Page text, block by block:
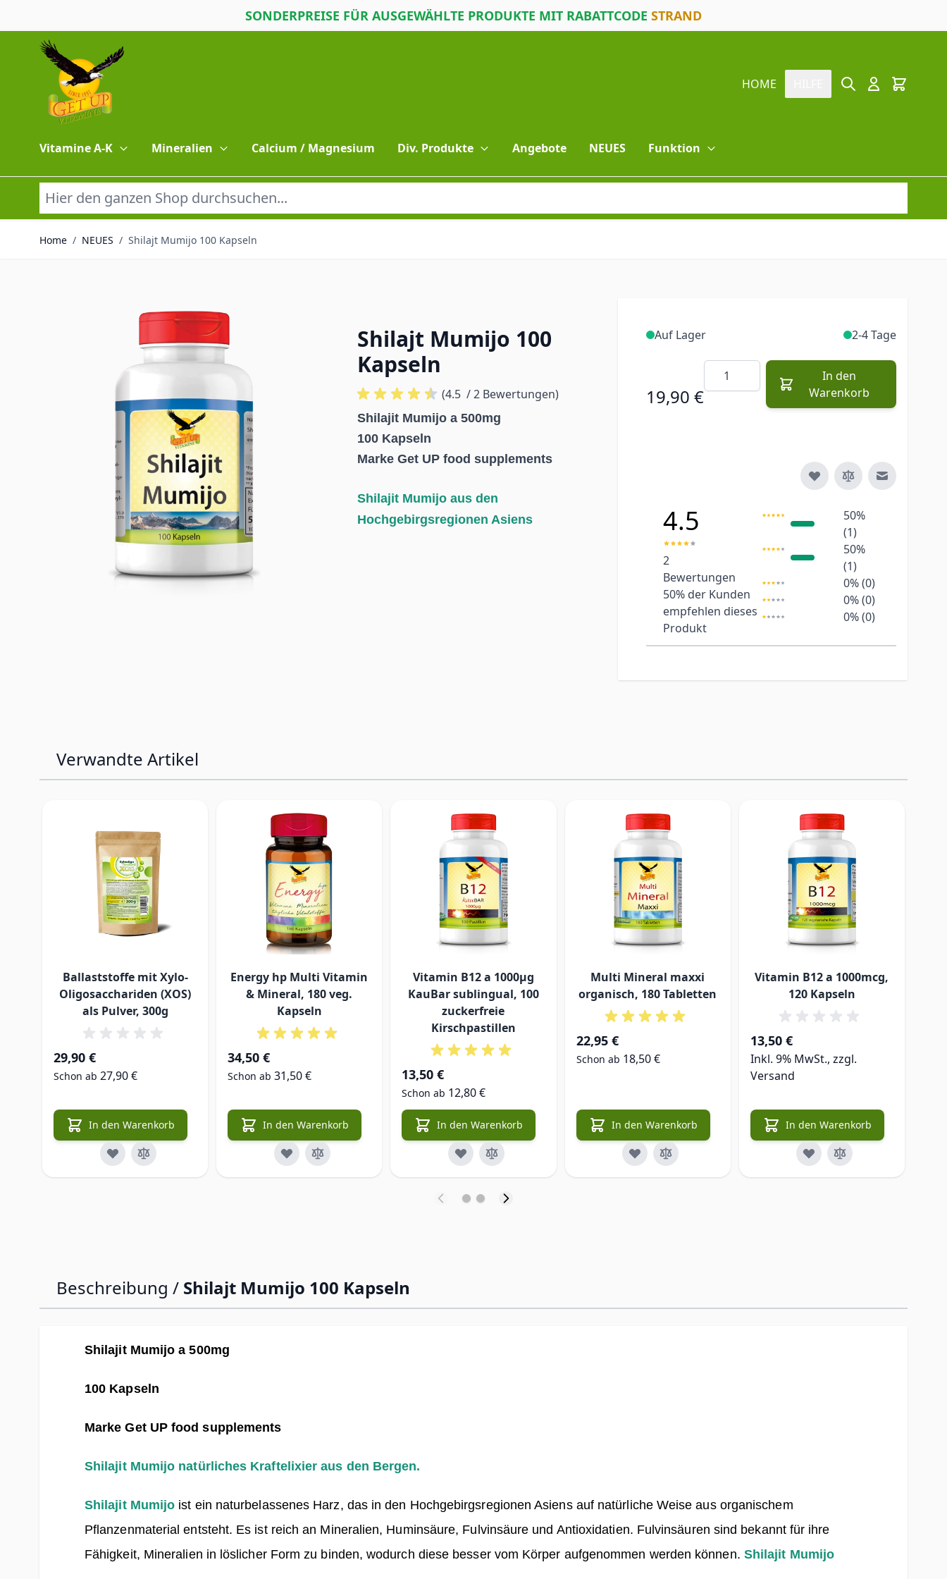
SONDERPREISE FÜR AUSGEWÄHLTE PRODUKTE MIT RABATTCODE STRAND
Direkt zum Inhalt
Vitamine A-K Mineralien Calcium / Magnesium Div. Produkte Angebote NEUES Funktion
HOME Suche Cart
Home / NEUES / Shilajt Mumijo 100 Kapseln
Shilajt Mumijo 100
Kapseln
(4.5/ 2 Bewertungen)
Shilajit Mumijo a 500mg
100 Kapseln
Marke Get UP food supplements
Shilajit Mumijo aus den
Hochgebirgsregionen Asiens
Auf Lager 2-4 Tage
19,90 €
Menge
In den
Warenkorb
E-Mail an
4.5
2
Bewertungen
50% der Kunden
empfehlen dieses
Produkt
50%
(1)
50%
(1)
0% (0)
0% (0)
0% (0)
Verwandte Artikel
Ballaststoffe mit Xylo-
Oligosacchariden (XOS)
als Pulver, 300g
29,90 €
Schon ab 27,90 €
In den Warenkorb
Energy hp Multi Vitamin
& Mineral, 180 veg.
Kapseln
34,50 €
Schon ab 31,50 €
In den Warenkorb
Vitamin B12 a 1000µg
KauBar sublingual, 100
zuckerfreie
Kirschpastillen
13,50 €
Schon ab 12,80 €
In den Warenkorb
Multi Mineral maxxi
organisch, 180 Tabletten
22,95 €
Schon ab 18,50 €
In den Warenkorb
Vitamin B12 a 1000mcg,
120 Kapseln
13,50 €
Inkl. 9% MwSt., zzgl.
Versand
In den Warenkorb
Beschreibung / Shilajt Mumijo 100 Kapseln
Shilajit Mumijo a 500mg
100 Kapseln
Marke Get UP food supplements
Shilajit Mumijo natürliches Kraftelixier aus den Bergen.
Shilajit Mumijo ist ein naturbelassenes Harz, das in den Hochgebirgsregionen Asiens auf natürliche Weise aus organischem
Pflanzenmaterial entsteht. Es ist reich an Mineralien, Huminsäure, Fulvinsäure und Antioxidatien. Fulvinsäuren sind bekannt für ihre
Fähigkeit, Mineralien in löslicher Form zu binden, wodurch diese besser vom Körper aufgenommen werden können. Shilajit Mumijo